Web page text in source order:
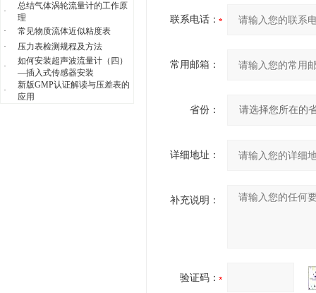
·
总结气体涡轮流量计的工作原
理
·
常见物质流体近似粘度表
·
压力表检测规程及方法
·
如何安装超声波流量计（四）
—插入式传感器安装
·
新版GMP认证解读与压差表的
应用
联系电话：
常用邮箱：
省份：
详细地址：
补充说明：
验证码：